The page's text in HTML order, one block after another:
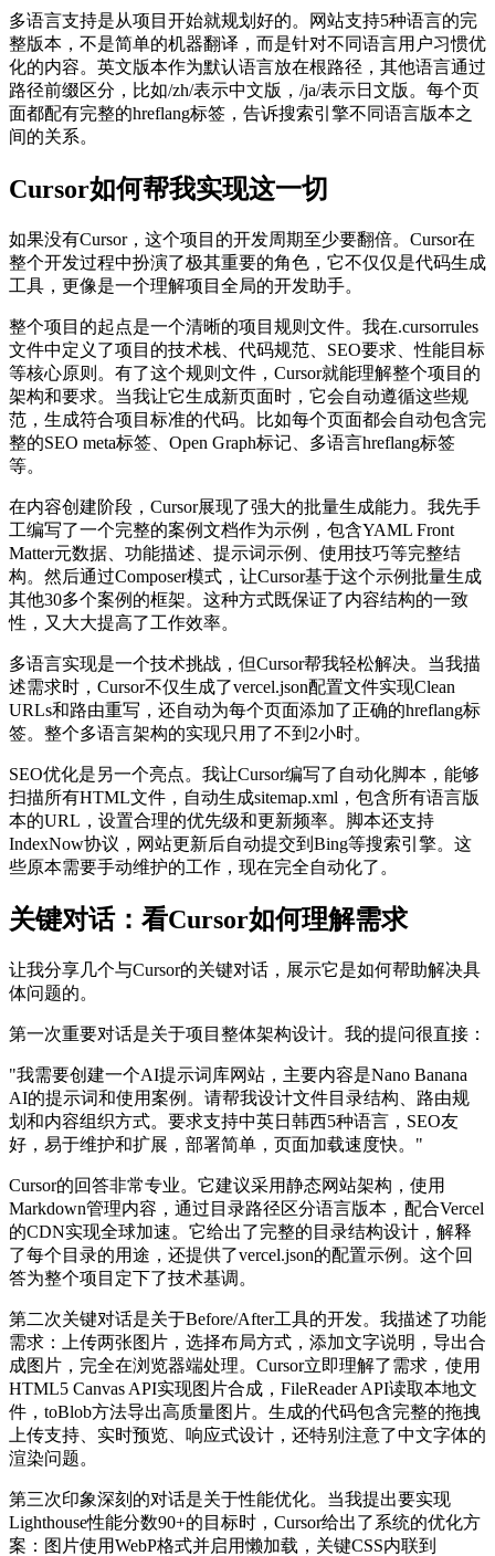
多语言支持是从项目开始就规划好的。网站支持5种语言的完
整版本，不是简单的机器翻译，而是针对不同语言用户习惯优
化的内容。英文版本作为默认语言放在根路径，其他语言通过
路径前缀区分，比如/zh/表示中文版，/ja/表示日文版。每个页
面都配有完整的hreflang标签，告诉搜索引擎不同语言版本之
间的关系。
Cursor如何帮我实现这一切
如果没有Cursor，这个项目的开发周期至少要翻倍。Cursor在
整个开发过程中扮演了极其重要的角色，它不仅仅是代码生成
工具，更像是一个理解项目全局的开发助手。
整个项目的起点是一个清晰的项目规则文件。我在.cursorrules
文件中定义了项目的技术栈、代码规范、SEO要求、性能目标
等核心原则。有了这个规则文件，Cursor就能理解整个项目的
架构和要求。当我让它生成新页面时，它会自动遵循这些规
范，生成符合项目标准的代码。比如每个页面都会自动包含完
整的SEO meta标签、Open Graph标记、多语言hreflang标签
等。
在内容创建阶段，Cursor展现了强大的批量生成能力。我先手
工编写了一个完整的案例文档作为示例，包含YAML Front
Matter元数据、功能描述、提示词示例、使用技巧等完整结
构。然后通过Composer模式，让Cursor基于这个示例批量生成
其他30多个案例的框架。这种方式既保证了内容结构的一致
性，又大大提高了工作效率。
多语言实现是一个技术挑战，但Cursor帮我轻松解决。当我描
述需求时，Cursor不仅生成了vercel.json配置文件实现Clean
URLs和路由重写，还自动为每个页面添加了正确的hreflang标
签。整个多语言架构的实现只用了不到2小时。
SEO优化是另一个亮点。我让Cursor编写了自动化脚本，能够
扫描所有HTML文件，自动生成sitemap.xml，包含所有语言版
本的URL，设置合理的优先级和更新频率。脚本还支持
IndexNow协议，网站更新后自动提交到Bing等搜索引擎。这
些原本需要手动维护的工作，现在完全自动化了。
关键对话：看Cursor如何理解需求
让我分享几个与Cursor的关键对话，展示它是如何帮助解决具
体问题的。
第一次重要对话是关于项目整体架构设计。我的提问很直接：
"我需要创建一个AI提示词库网站，主要内容是Nano Banana
AI的提示词和使用案例。请帮我设计文件目录结构、路由规
划和内容组织方式。要求支持中英日韩西5种语言，SEO友
好，易于维护和扩展，部署简单，页面加载速度快。"
Cursor的回答非常专业。它建议采用静态网站架构，使用
Markdown管理内容，通过目录路径区分语言版本，配合Vercel
的CDN实现全球加速。它给出了完整的目录结构设计，解释
了每个目录的用途，还提供了vercel.json的配置示例。这个回
答为整个项目定下了技术基调。
第二次关键对话是关于Before/After工具的开发。我描述了功能
需求：上传两张图片，选择布局方式，添加文字说明，导出合
成图片，完全在浏览器端处理。Cursor立即理解了需求，使用
HTML5 Canvas API实现图片合成，FileReader API读取本地文
件，toBlob方法导出高质量图片。生成的代码包含完整的拖拽
上传支持、实时预览、响应式设计，还特别注意了中文字体的
渲染问题。
第三次印象深刻的对话是关于性能优化。当我提出要实现
Lighthouse性能分数90+的目标时，Cursor给出了系统的优化方
案：图片使用WebP格式并启用懒加载，关键CSS内联到